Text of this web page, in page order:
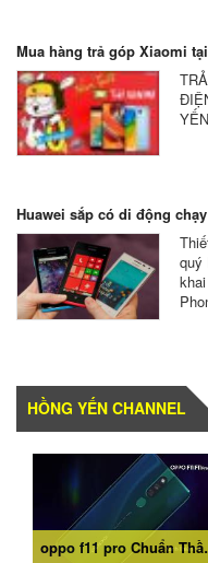
Mua hàng trả góp Xiaomi
Huawei sắp có di động
quý
HỒNG YẾN CHANNEL
oppo